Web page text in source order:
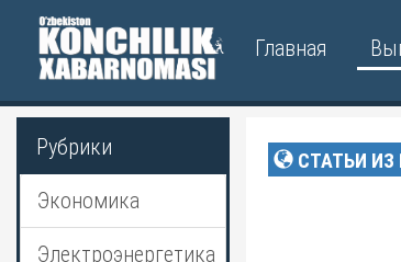
Главная
Рубрики
Экономика
Электроэнергетика
СТАТЬИ ИЗ